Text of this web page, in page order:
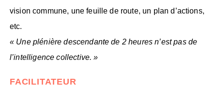
vision commune, une feuille de route, un plan d’actions,
etc.
« Une plénière descendante de 2 heures n’est pas de
l’intelligence collective. »
FACILITATEUR